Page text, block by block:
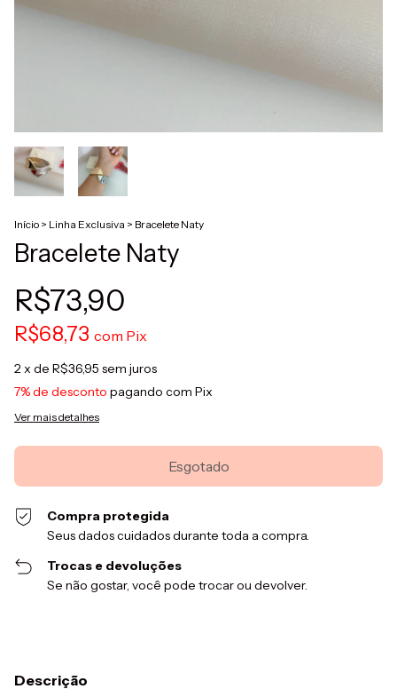
Início > Linha Exclusiva > Bracelete Naty
Bracelete Naty
R$73,90
R$68,73 com Pix
2x de R$36,95 sem juros
7% de desconto pagando com Pix
Ver mais detalhes
Compra protegida
Seus dados cuidados durante toda a compra.
Trocas e devoluções
Se não gostar, você pode trocar ou devolver.
Descrição